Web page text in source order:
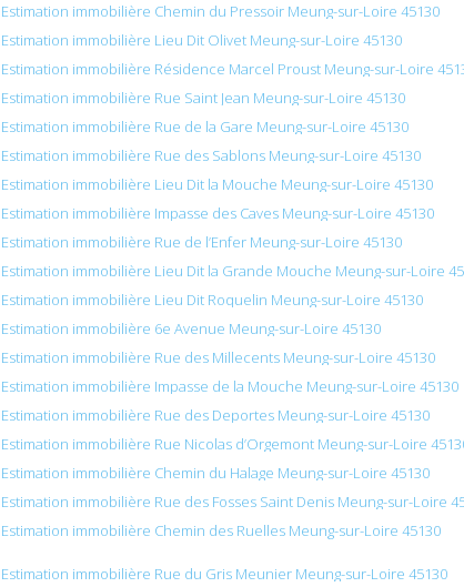
Estimation immobilière Chemin du Pressoir Meung-sur-Loire 45130
Estimation immobilière Lieu Dit Olivet Meung-sur-Loire 45130
Estimation immobilière Résidence Marcel Proust Meung-sur-Loire
Estimation immobilière Rue Saint Jean Meung-sur-Loire 45130
Estimation immobilière Rue de la Gare Meung-sur-Loire 45130
Estimation immobilière Rue des Sablons Meung-sur-Loire 45130
Estimation immobilière Lieu Dit la Mouche Meung-sur-Loire 45130
Estimation immobilière Impasse des Caves Meung-sur-Loire 45130
Estimation immobilière Rue de l’Enfer Meung-sur-Loire 45130
Estimation immobilière Lieu Dit la Grande Mouche Meung-sur-Loire
Estimation immobilière Lieu Dit Roquelin Meung-sur-Loire 45130
Estimation immobilière 6e Avenue Meung-sur-Loire 45130
Estimation immobilière Rue des Millecents Meung-sur-Loire 45130
Estimation immobilière Impasse de la Mouche Meung-sur-Loire 45130
Estimation immobilière Rue des Deportes Meung-sur-Loire 45130
Estimation immobilière Rue Nicolas d’Orgemont Meung-sur-Loire
Estimation immobilière Chemin du Halage Meung-sur-Loire 45130
Estimation immobilière Rue des Fosses Saint Denis Meung-sur-Loire
Estimation immobilière Chemin des Ruelles Meung-sur-Loire 45130
Estimation immobilière Rue du Gris Meunier Meung-sur-Loire 45130